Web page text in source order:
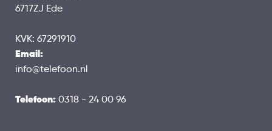
6717ZJ Ede
KVK: 67291910
Email:
info@telefoon.nl
Telefoon: 0318 - 24 00 96